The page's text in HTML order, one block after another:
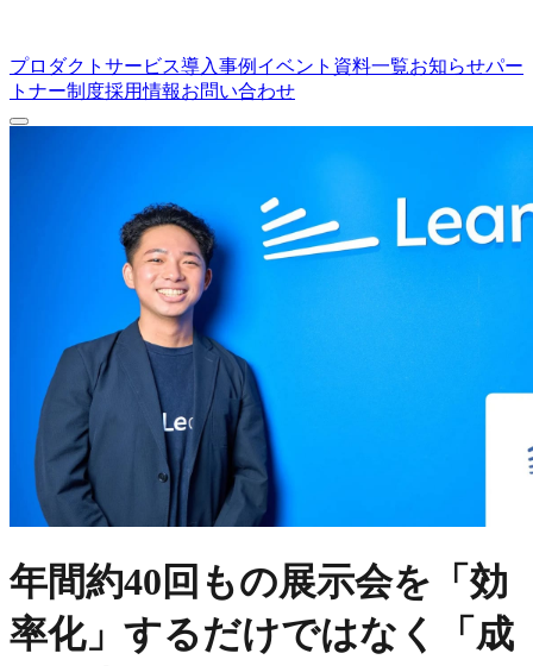
プロダクト サービス導入事例 イベント 資料一覧お知らせパー
トナー制度採用情報お問い合わせ
年間約40回もの展示会を「効
率化」するだけではなく「成